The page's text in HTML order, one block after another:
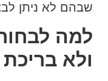
שבהם לא ניתן
למה
ולא